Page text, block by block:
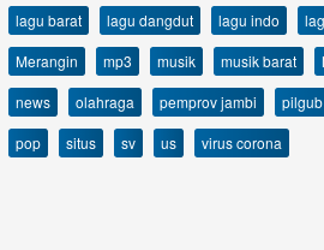
lagu barat
lagu dangdut lagu indo
Merangin
mp3 musik musik barat
news
olahraga pemprov jambi
pop
situs sv us virus corona